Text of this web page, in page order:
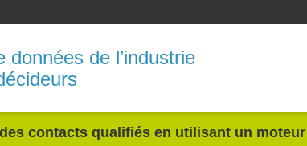
données de l’industrie
contacts qualifiés en utilisant un